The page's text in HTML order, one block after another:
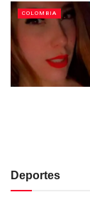
COLOMBIA
Deportes